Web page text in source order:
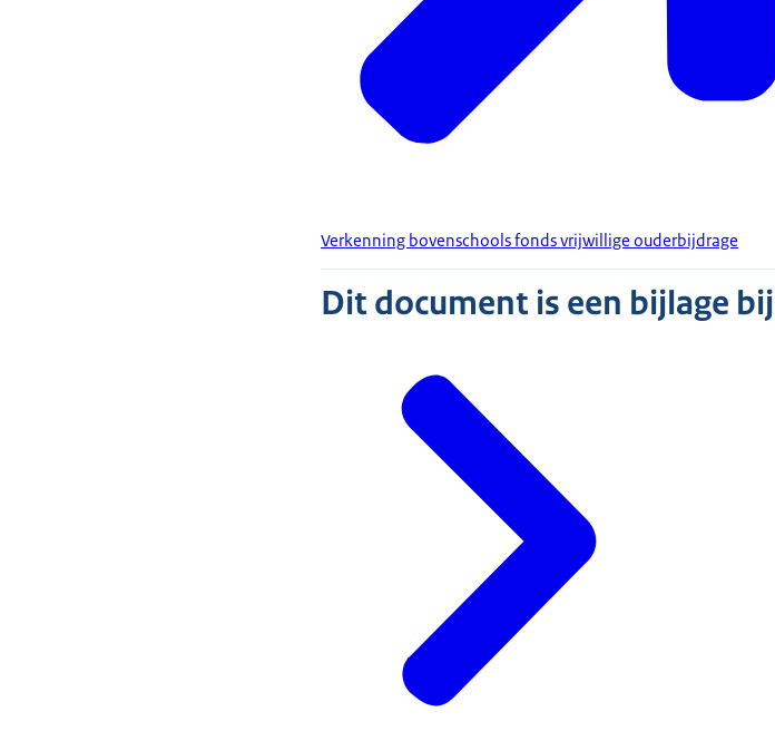
Verkenning bovenschools fonds vrijwillige ouderbijdrage
Dit document is een bijlage bij